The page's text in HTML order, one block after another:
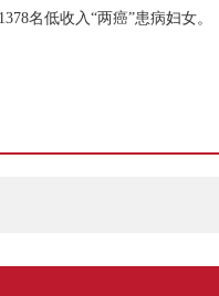
名低收入“两癌”患病妇女。